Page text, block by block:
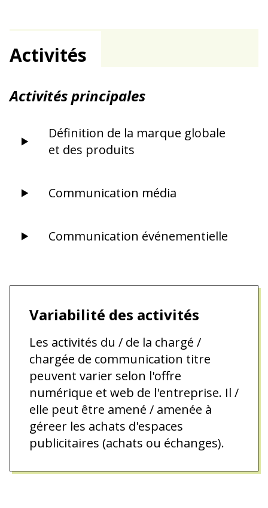
Activités
Activités principales
Définition de la marque globale
et des produits
Communication média
Communication événementielle
Variabilité des activités
Les activités du / de la chargé /
chargée de communication titre
peuvent varier selon l'offre
numérique et web de l'entreprise. Il /
elle peut être amené / amenée à
géreer les achats d'espaces
publicitaires (achats ou échanges).